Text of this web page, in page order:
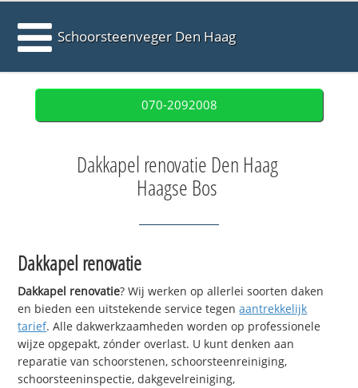
Schoorsteenveger Den Haag
070-2092008
Dakkapel renovatie Den Haag
Haagse Bos
Dakkapel renovatie
Dakkapel renovatie? Wij werken op allerlei soorten daken
en bieden een uitstekende service tegenaantrekkelijk
tarief. Alle dakwerkzaamheden worden op professionele
wijze opgepakt, zónder overlast. U kunt denken aan
reparatie van schoorstenen, schoorsteenreiniging,
schoorsteeninspectie, dakgevelreiniging,